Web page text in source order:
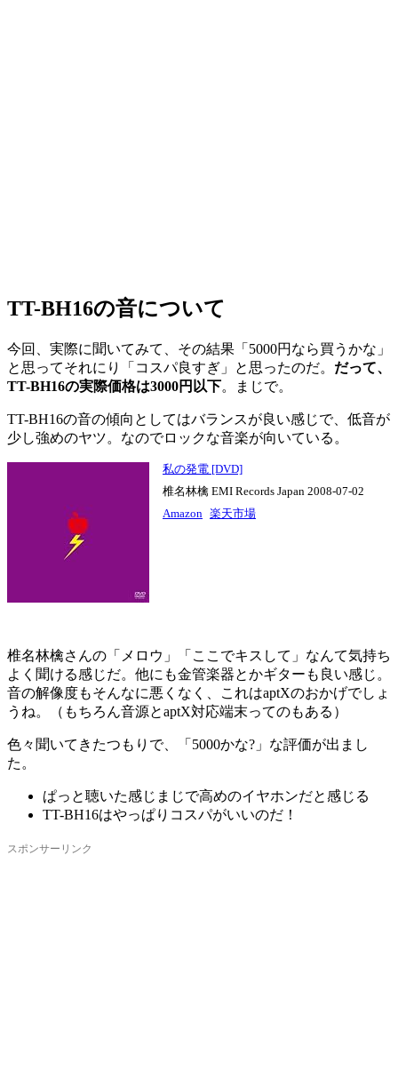
TT-BH16の音について
今回、実際に聞いてみて、その結果「5000円なら買うかな」
と思ってそれにり「コスパ良すぎ」と思ったのだ。 だって、
TT-BH16の実際価格は3000円以下。まじで。
TT-BH16の音の傾向としてはバランスが良い感じで、低音が
少し強めのヤツ。なのでロックな音楽が向いている。
私の発電 [DVD]
椎名林檎 EMI Records Japan 2008-07-02
Amazon 楽天市場
椎名林檎さんの「メロウ」「ここでキスして」なんて気持ち
よく聞ける感じだ。他にも金管楽器とかギターも良い感じ。
音の解像度もそんなに悪くなく、これはaptXのおかげでしょ
うね。（もちろん音源とaptX対応端末ってのもある）
色々聞いてきたつもりで、「5000かな?」な評価が出まし
た。
ぱっと聴いた感じまじで高めのイヤホンだと感じる
TT-BH16はやっぱりコスパがいいのだ！